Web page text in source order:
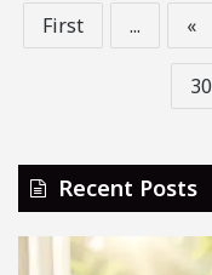
First ... «
30
Recent Posts